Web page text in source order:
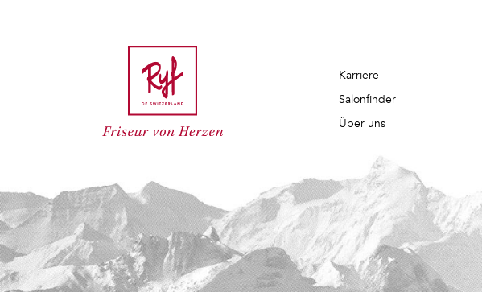
Karriere
Salonfinder
Über uns